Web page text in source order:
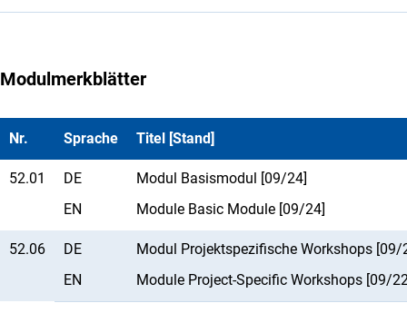
Modulmerkblätter
Nr. Sprache Titel [Stand]
52.01 DE
Modul Basismodul [09/24]
EN
Module Basic Module [09/24]
52.06 DE
Modul Projektspezifische Workshops [09/
EN
Module Project-Specific Workshops [09/